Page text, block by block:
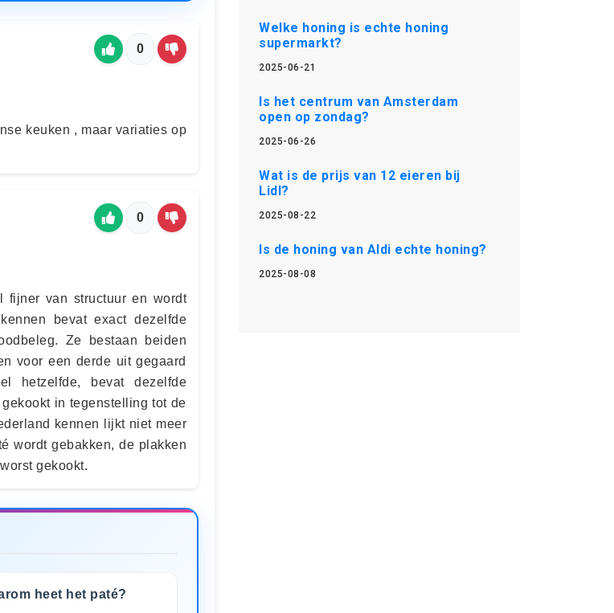
0
keuken , maar variaties op
0
fijner van structuur en wordt
bevat exact dezelfde
Ze bestaan beiden
voor een derde uit gegaard
hetzelfde, bevat dezelfde
in tegenstelling tot de
kennen lijkt niet meer
wordt gebakken, de plakken
gekookt.
heet het paté?
Welke honing is echte honing
supermarkt?
2025-06-21
Is het centrum van Amsterdam
open op zondag?
2025-06-26
Wat is de prijs van 12 eieren bij
Lidl?
2025-08-22
Is de honing van Aldi echte honing?
2025-08-08